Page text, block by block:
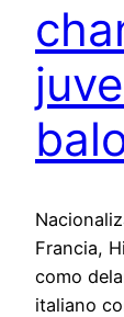
Francia,
como
italiano